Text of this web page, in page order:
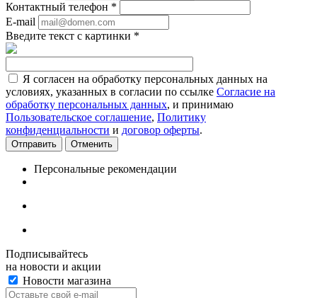
Контактный телефон *
E-mail
Введите текст с картинки *
Я согласен на обработку персональных данных на
условиях, указанных в согласии по ссылке Согласие на
обработку персональных данных, и принимаю
Пользовательское соглашение, Политику
конфиденциальности и договор оферты.
Отменить
Персональные рекомендации
Подписывайтесь
на новости и акции
Новости магазина